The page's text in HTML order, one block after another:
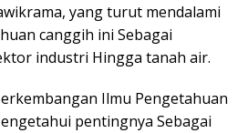
yang turut mendalami
canggih ini Sebagai
industri Hingga tanah air.
Ilmu Pengetahuan
pentingnya Sebagai